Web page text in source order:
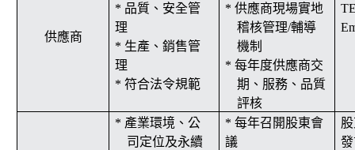
供應商
* 品質、安全管
理
* 生產、銷售管
理
* 符合法令規範
* 供應商現場實地
稽核管理/輔導
機制
* 每年度供應商交
期、服務、品質
評核
* 產業環境、公
司定位及永續
* 每年召開股東會
議